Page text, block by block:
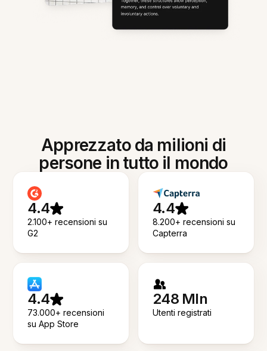
Apprezzato da milioni di
persone in tutto il mondo
4.4
2.100+ recensioni su
G2
4.4
8.200+ recensioni su
Capterra
4.4
73.000+ recensioni
su App Store
248 Mln
Utenti registrati